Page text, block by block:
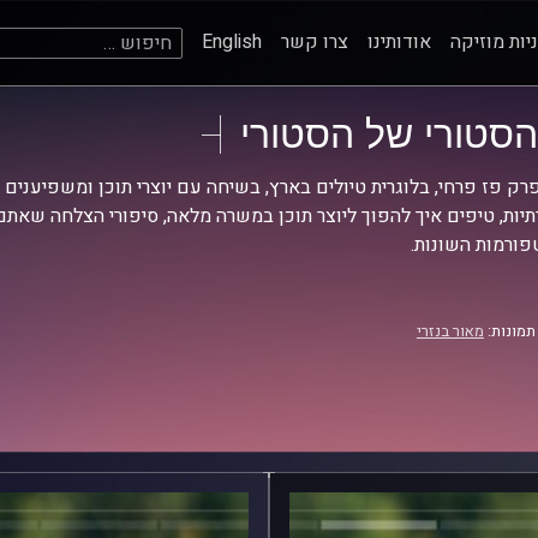
מוזיקה אודותינו צרו קשר English חיפוש:
הסטורי של הסטורי
פז פרחי, בלוגרית טיולים בארץ, בשיחה עם יוצרי תוכן
טיפים איך להפוך ליוצר תוכן במשרה מלאה, סיפורי הצלחה
השונות.
מאור בנזרי